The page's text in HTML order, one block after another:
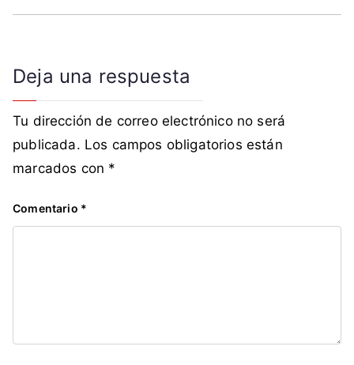
Deja una respuesta
Tu dirección de correo electrónico no será
publicada. Los campos obligatorios están
marcados con *
Comentario *